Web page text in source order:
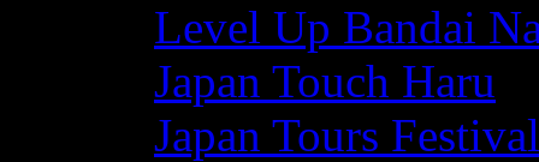
Level Up Bandai
Japan Touch Haru
Japan Tours Festival